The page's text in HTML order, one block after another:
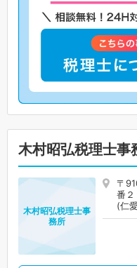
木村昭弘税理士事
〒
番２
(仁
木村昭弘税理士事
務所